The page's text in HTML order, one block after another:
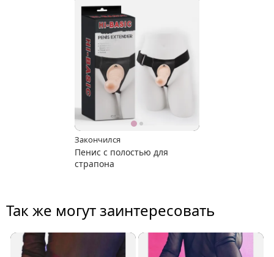
Закончился
Пенис с полостью для
страпона
Так же могут заинтересовать